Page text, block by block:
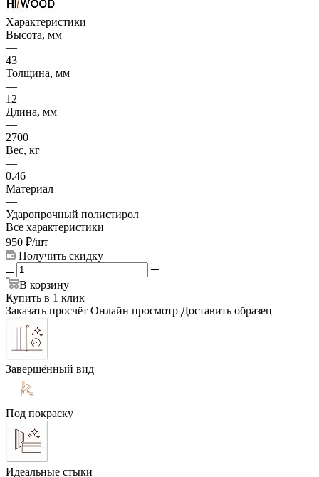
Характеристики
Высота, мм
—
43
Толщина, мм
—
12
Длина, мм
—
2700
Вес, кг
—
0.46
Материал
—
Ударопрочный полистирол
Все характеристики
950 ₽/шт
Получить скидку
В корзину
Купить в 1 клик
Заказать просчёт Онлайн просмотр Доставить образец
Завершённый вид
Под покраску
Идеальные стыки